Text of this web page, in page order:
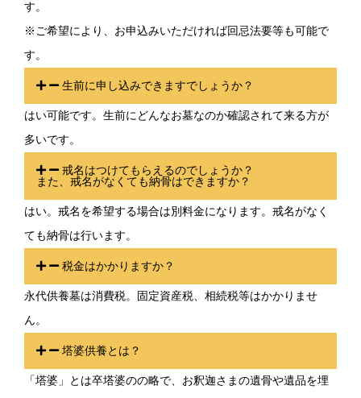
す。
※ご希望により、お申込みいただければ回忌法要等も可能で
す。
生前に申し込みできますでしょうか？
はい可能です。生前にどんなお墓なのか確認されて来る方が
多いです。
戒名はつけてもらえるのでしょうか？
また、戒名がなくても納骨はできますか？
はい。戒名を希望する場合は別料金になります。戒名がなく
ても納骨は行います。
税金はかかりますか？
永代供養墓は消費税。固定資産税、相続税等はかかりませ
ん。
塔婆供養とは？
「塔婆」とは卒塔婆のの略で、お釈迦さまの遺骨や遺品を埋